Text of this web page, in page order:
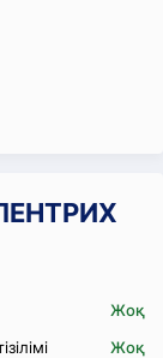
Жоқ
Жоқ